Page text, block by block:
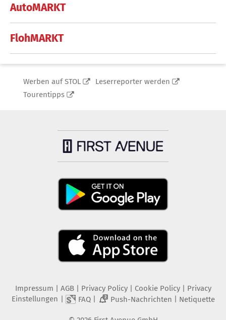
AutoMARKT
FlohMARKT
Werben auf STOL
Leserreporter werden
Tourentipps
Impressum | AGB | Privacy Policy| Cookie Policy| Privacy
Einstellungen | FAQ| 2 Push-Nachrichten | Netiquette